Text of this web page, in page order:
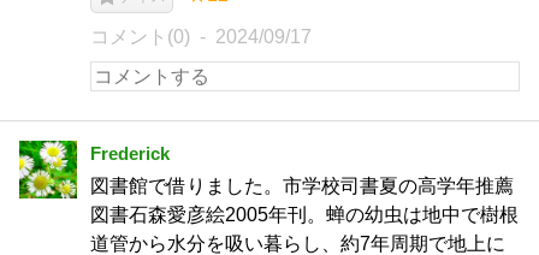
コメント(0) 2024/09/17
Frederick
図書館で借りました。市学校司書夏の高学年推薦
図書石森愛彦絵2005年刊。蝉の幼虫は地中で樹根
道管から水分を吸い暮らし、約7年周期で地上に